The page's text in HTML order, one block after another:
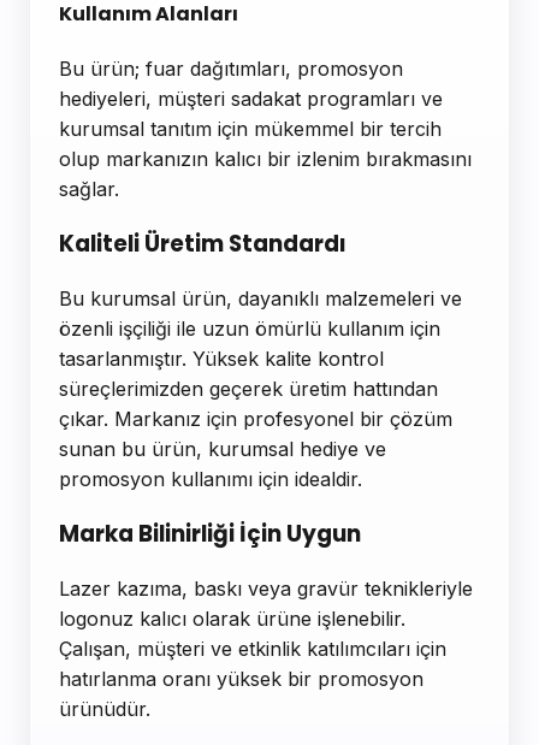
Kullanım Alanları
Bu ürün; fuar dağıtımları, promosyon
hediyeleri, müşteri sadakat programları ve
kurumsal tanıtım için mükemmel bir tercih
olup markanızın kalıcı bir izlenim bırakmasını
sağlar.
Kaliteli Üretim Standardı
Bu kurumsal ürün, dayanıklı malzemeleri ve
özenli işçiliği ile uzun ömürlü kullanım için
tasarlanmıştır. Yüksek kalite kontrol
süreçlerimizden geçerek üretim hattından
çıkar. Markanız için profesyonel bir çözüm
sunan bu ürün, kurumsal hediye ve
promosyon kullanımı için idealdir.
Marka Bilinirliği İçin Uygun
Lazer kazıma, baskı veya gravür teknikleriyle
logonuz kalıcı olarak ürüne işlenebilir.
Çalışan, müşteri ve etkinlik katılımcıları için
hatırlanma oranı yüksek bir promosyon
ürünüdür.